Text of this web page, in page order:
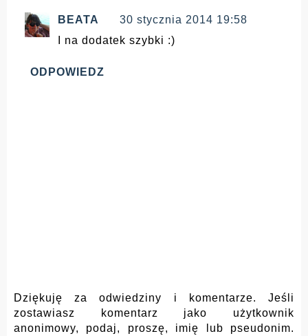
BEATA
30 stycznia 2014 19:58
I na dodatek szybki :)
ODPOWIEDZ
Dziękuję za odwiedziny i komentarze. Jeśli
zostawiasz komentarz jako użytkownik
anonimowy, podaj, proszę, imię lub pseudonim.